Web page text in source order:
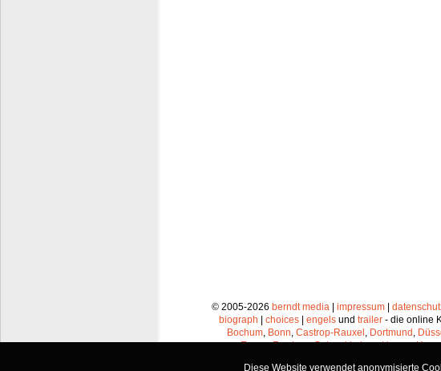
© 2005-2026 berndt media| impressum|
biograph
choices engels und trailer - die online
Bochum, Bonn, Castrop-Rauxel , Dortmund ,
Essen,Frechen,Gelsenkirchen,Hagen,
Diese Website verwendet anonymisierte